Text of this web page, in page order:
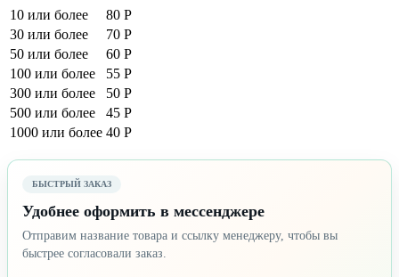
10 или более
80 Р
30 или более
70 Р
50 или более
60 Р
100 или более
55 Р
300 или более
50 Р
500 или более
45 Р
1000 или более 40 Р
БЫСТРЫЙ ЗАКАЗ
Удобнее оформить в мессенджере
Отправим название товара и ссылку менеджеру, чтобы вы
быстрее согласовали заказ.